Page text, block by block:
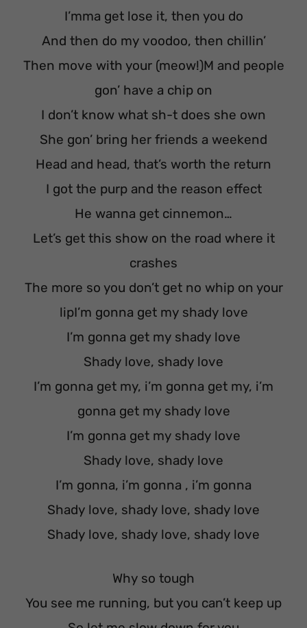
I’mma get lose it, then you do
And then do my voodoo, then chillin’
Then move with your (meow!)M and people
gon’ have a chip on
I don’t know what sh-t does she own
She gon’ bring her friends a weekend
Head and head, that’s worth the return
I got the purp and the reason effect
He wanna get cinnemon…
Let’s get this show on the road where it
crashes
The more so you don’t get no whip on your
lipI’m gonna get my shady love
I’m gonna get my shady love
Shady love, shady love
I’m gonna get my, i’m gonna get my, i’m
gonna get my shady love
I’m gonna get my shady love
Shady love, shady love
I’m gonna, i’m gonna , i’m gonna
Shady love, shady love, shady love
Shady love, shady love, shady love
Why so tough
You see me running, but you can’t keep up